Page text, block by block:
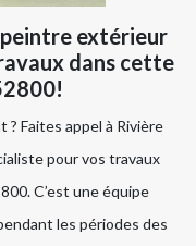
peintre extérieur
dans cette
Faites appel à Rivière
pour vos travaux
C’est une équipe
les périodes des